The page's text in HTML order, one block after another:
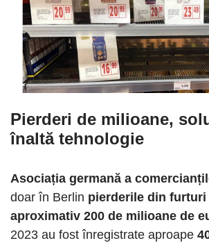
Pierderi de milioane,
înaltă tehnologie
Asociația germană a
doar în Berlin pierderile din furturi
aproximativ 200 de milioane de
2023 au fost înregistrate aproape